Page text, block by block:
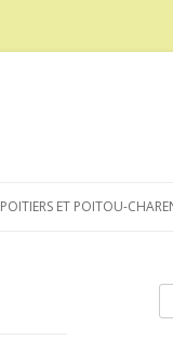
POITIERS ET POITOU-